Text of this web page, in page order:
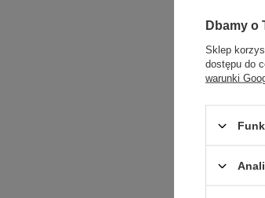
Dbamy o
Sklep
dostępu do
warunki